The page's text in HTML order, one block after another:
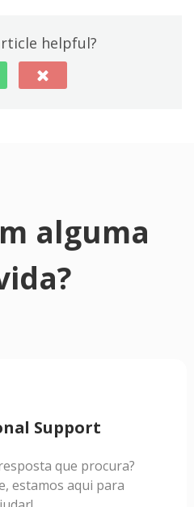
helpful?
alguma
Support
que procura?
estamos aqui para